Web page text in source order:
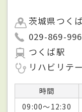
茨城県つく
029-869-
つくば駅
リハビリテ
時間
09:00～12:30